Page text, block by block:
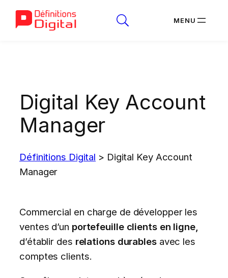
Digital Key Account
Manager
Définitions Digital > Digital Key Account
Manager
Commercial en charge de développer les
ventes d’un portefeuille clients en ligne,
d’établir des relations durablesavec les
comptes clients.